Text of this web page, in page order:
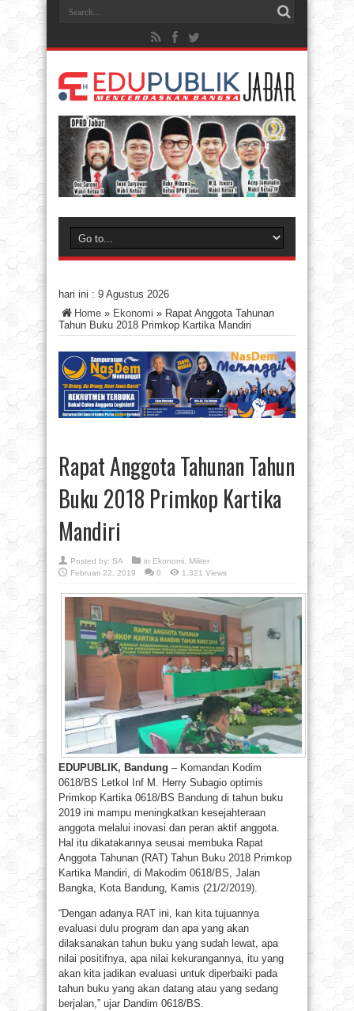
hari ini : 9 Agustus 2026
Home » Ekonomi » Rapat Anggota Tahunan
Tahun Buku 2018 Primkop Kartika Mandiri
Rapat Anggota Tahunan Tahun
Buku 2018 Primkop Kartika
Mandiri
Posted by: SA in Ekonomi
Militer
Februari 22, 2019
0 1,321 Views
EDUPUBLIK, Bandung – Komandan Kodim
0618/BS Letkol Inf M. Herry Subagio optimis
Primkop Kartika 0618/BS Bandung di tahun buku
2019 ini mampu meningkatkan kesejahteraan
anggota melalui inovasi dan peran aktif anggota.
Hal itu dikatakannya seusai membuka Rapat
Anggota Tahunan (RAT) Tahun Buku 2018 Primkop
Kartika Mandiri, di Makodim 0618/BS, Jalan
Bangka, Kota Bandung, Kamis (21/2/2019).
“Dengan adanya RAT ini, kan kita tujuannya
evaluasi dulu program dan apa yang akan
dilaksanakan tahun buku yang sudah lewat, apa
nilai positifnya, apa nilai kekurangannya, itu yang
akan kita jadikan evaluasi untuk diperbaiki pada
tahun buku yang akan datang atau yang sedang
berjalan,” ujar Dandim 0618/BS.